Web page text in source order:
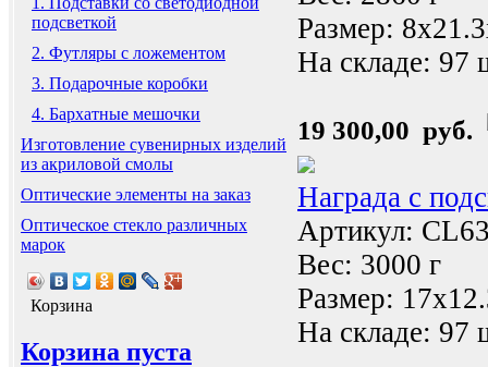
подсветкой
2. Футляры с ложементом
3. Подарочные коробки
4. Бархатные мешочки
Изготовление сувенирных изделий
из акриловой смолы
Оптические элементы на заказ
Оптическое стекло различных
марок
Корзина
Корзина пуста
Размер:
На складе: 97
19 300,00 руб.
Награда с
Артикул:
Вес: 3000 г
Размер:
На складе: 97